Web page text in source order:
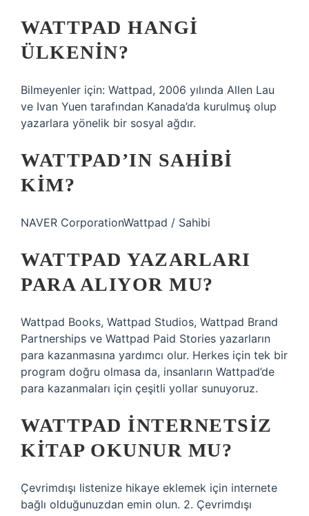
WATTPAD HANGI
ÜLKENIN?
Bilmeyenler için: Wattpad, 2006 yılında Allen Lau
ve Ivan Yuen tarafından Kanada’da kurulmuş olup
yazarlara yönelik bir sosyal ağdır.
WATTPAD’IN SAHIBI
KIM?
NAVER CorporationWattpad / Sahibi
WATTPAD YAZARLARI
PARA ALIYOR MU?
Wattpad Books, Wattpad Studios, Wattpad Brand
Partnerships ve Wattpad Paid Stories yazarların
para kazanmasına yardımcı olur. Herkes için tek bir
program doğru olmasa da, insanların Wattpad’de
para kazanmaları için çeşitli yollar sunuyoruz.
WATTPAD INTERNETSIZ
KITAP OKUNUR MU?
Çevrimdışı listenize hikaye eklemek için internete
bağlı olduğunuzdan emin olun. 2. Çevrimdışı